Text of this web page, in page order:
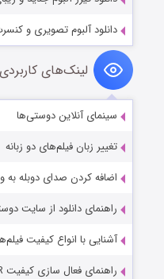
دانلود آلبوم تصویری و
لینک‌های کاربردی
سینمای آنلاین دوستی‌ها
تغییر زبان فیلم‌های دو زبانه
اضافه کردن صدای دوبله به
راهنمای دانلود از سایت
آشنایی با انواع کیفیت
راهنمای فعال سازی کیفیت HDR در PotPlayer